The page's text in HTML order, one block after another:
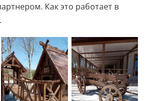
Как это работает в